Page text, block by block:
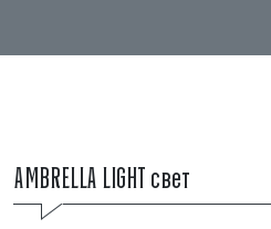
AMBRELLA LIGHT свет